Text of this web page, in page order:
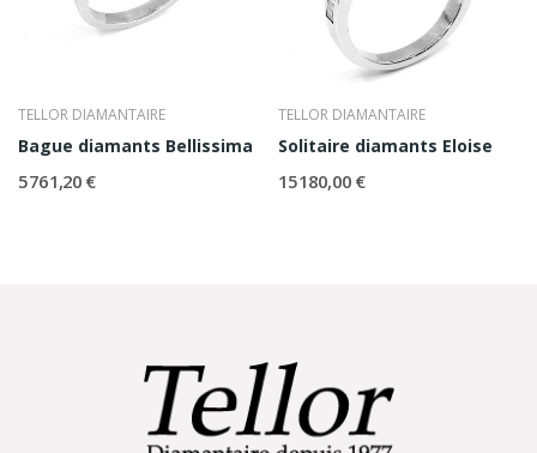
TELLOR DIAMANTAIRE
Bague diamants Bellissima
5 761,20 €
TELLOR DIAMANTAIRE
Solitaire diamants Eloise
15 180,00 €